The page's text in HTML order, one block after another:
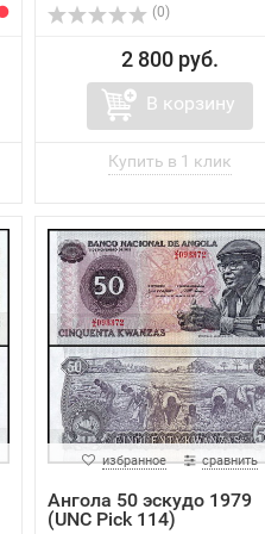
(0)
2 800 руб.
В корзину
избранное сравнить
Ангола 50 эскудо 1979
(UNC Pick 114)